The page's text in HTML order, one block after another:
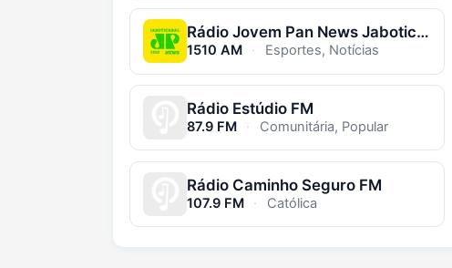
Rádio Jovem Pan News Jaboticabal
1510 AM · Esportes, Notícias
Rádio Estúdio FM
87.9 FM · Comunitária, Popular
Rádio Caminho Seguro FM
107.9 FM · Católica